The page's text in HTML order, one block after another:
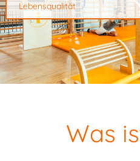
Lebensqualität
Was